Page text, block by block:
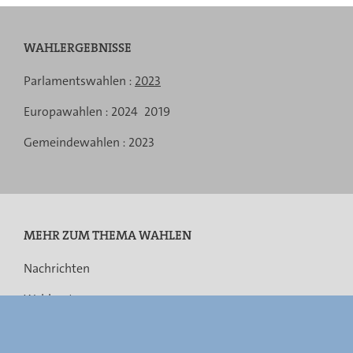
mitgeteilt
Ergebnisse
alle
mitgeteilt
Menu
de
navigation
WAHLERGEBNISSE
Parlamentswahlen : 2023
Europawahlen : 2024 2019
Gemeindewahlen : 2023
MEHR ZUM THEMA WAHLEN
Nachrichten
Wahlsystem